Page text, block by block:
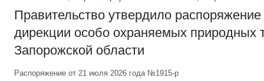
Правительство утвердило
дирекции особо охраняемых природных
Запорожской области
Распоряжение от 21 июля 2026 года №1915-р